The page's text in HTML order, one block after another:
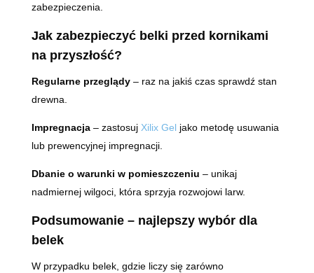
zabezpieczenia.
Jak zabezpieczyć belki przed kornikami
na przyszłość?
Regularne przeglądy– raz na jakiś czas sprawdź stan
drewna.
Impregnacja– zastosuj Xilix Geljako metodę usuwania
lub prewencyjnej impregnacji.
Dbanie o warunki w pomieszczeniu – unikaj
nadmiernej wilgoci, która sprzyja rozwojowi larw.
Podsumowanie – najlepszy wybór dla
belek
W przypadku belek, gdzie liczy się zarówno